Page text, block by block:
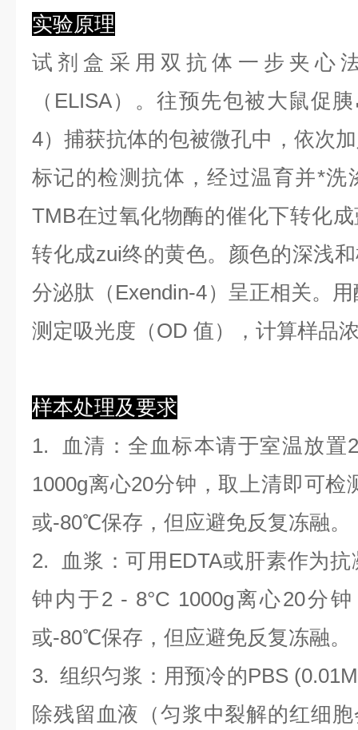
实验原理
试剂盒采用双抗体一步夹心
（ELISA）。往预先包被大鼠促
4）捕获抗体的包被微孔中，依次
标记的检测抗体，经过温育并*洗
TMB在过氧化物酶的催化下转化
转化成zui终的黄色。颜色的深浅
分泌肽（Exendin-4）呈正相关。
测定吸光度（OD 值），计算样品
样本处理及要求
1.
血清 ：全血标本请于室温放
1000g离心20分钟，取上清即可
或-80℃保存，但应避免反复冻融。
2.
血浆 ：可用EDTA或肝素作为
钟内于2 - 8°C 1000g离心20分
或-80℃保存，但应避免反复冻融。
3.组织匀浆 ：用预冷的PBS
除残留血液（匀浆中裂解的红细